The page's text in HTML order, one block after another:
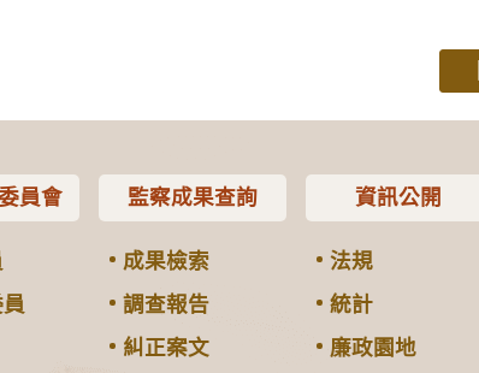
員會 監察成果查詢
成果檢索
調查報告
糾正案文
資訊公開
法規
統計
廉政園地